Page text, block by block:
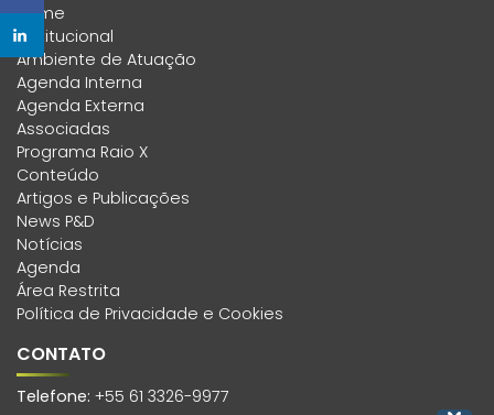
Home
Institucional
Ambiente de Atuação
Agenda Interna
Agenda Externa
Associadas
Programa Raio X
Conteúdo
Artigos e Publicações
News P&D
Notícias
Agenda
Área Restrita
Política de Privacidade e Cookies
CONTATO
Telefone: +55 61 3326-9977